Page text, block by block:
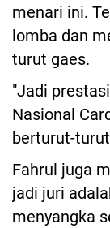
menari ini.
lomba dan
turut gaes.
"Jadi
Nasional
berturut-
Fahrul juga
jadi juri
menyangka